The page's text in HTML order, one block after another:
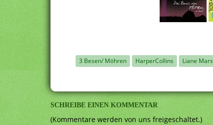
3 Besen/ Möhren HarperCollins Liane Mars
SCHREIBE EINEN KOMMENTAR
(Kommentare werden von uns freigeschaltet.)